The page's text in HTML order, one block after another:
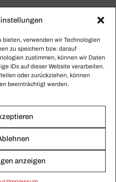
verwenden wir Technologien
zu speichern bzw. darauf
zustimmen, können wir Daten
IDs auf dieser Website verarbeiten.
oder zurückziehen, können
beeinträchtigt werden.
anzeigen
andere
über­lege, bin ich
eine oder andere Drama
Sie bloß, den kennen
Meister seines Fachs. Ich
nach London durch. Der
Kummer und Gram und